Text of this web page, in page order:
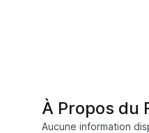
À Propos du
Aucune information